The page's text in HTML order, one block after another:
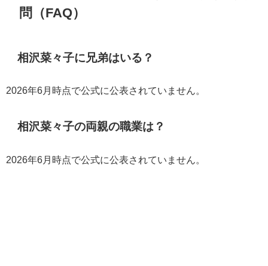
問（FAQ）
相沢菜々子に兄弟はいる？
2026年6月時点で公式に公表されていません。
相沢菜々子の両親の職業は？
2026年6月時点で公式に公表されていません。